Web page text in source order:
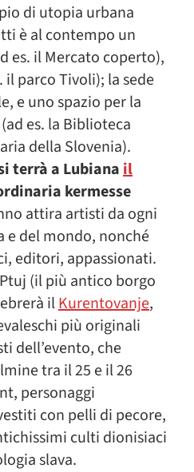
di utopia urbana
è al contempo un
es. il Mercato coperto),
il parco Tivoli); la sede
e uno spazio per la
es. la Biblioteca
della Slovenia).
terrà a Lubianail
kermesse
attira artisti da ogni
e del mondo, nonché
editori, appassionati.
(il più antico borgo
ilKurentovanje,
più originali
dell’evento, che
tra il 25 e il 26
personaggi
con pelli di pecore,
culti dionisiaci
slava.